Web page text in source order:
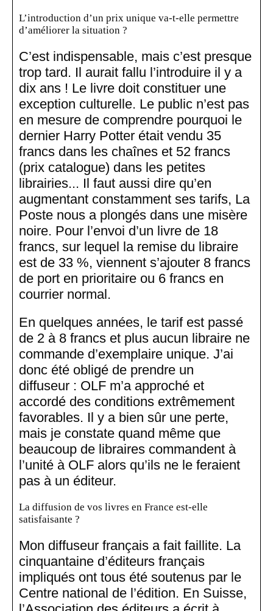
L’introduction d’un prix unique va-t-elle permettre
d’améliorer la situation ?
C’est indispensable, mais c’est presque
trop tard. Il aurait fallu l’introduire il y a
dix ans ! Le livre doit constituer une
exception culturelle. Le public n’est pas
en mesure de comprendre pourquoi le
dernier Harry Potter était vendu 35
francs dans les chaînes et 52 francs
(prix catalogue) dans les petites
librairies... Il faut aussi dire qu’en
augmentant constamment ses tarifs, La
Poste nous a plongés dans une misère
noire. Pour l’envoi d’un livre de 18
francs, sur lequel la remise du libraire
est de 33 %, viennent s’ajouter 8 francs
de port en prioritaire ou 6 francs en
courrier normal.
En quelques années, le tarif est passé
de 2 à 8 francs et plus aucun libraire ne
commande d’exemplaire unique. J’ai
donc été obligé de prendre un
diffuseur : OLF m’a approché et
accordé des conditions extrêmement
favorables. Il y a bien sûr une perte,
mais je constate quand même que
beaucoup de libraires commandent à
l’unité à OLF alors qu’ils ne le feraient
pas à un éditeur.
La diffusion de vos livres en France est-elle
satisfaisante ?
Mon diffuseur français a fait faillite. La
cinquantaine d’éditeurs français
impliqués ont tous été soutenus par le
Centre national de l’édition. En Suisse,